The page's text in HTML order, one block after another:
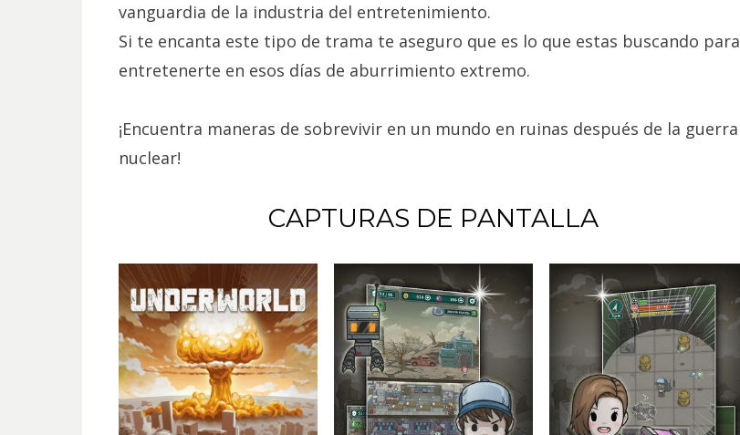
vanguardia de la industria del entretenimiento.
Si te encanta este tipo de trama te aseguro que es lo que estas buscando para
entretenerte en esos días de aburrimiento extremo.
¡Encuentra maneras de sobrevivir en un mundo en ruinas después de la guerra
nuclear!
CAPTURAS DE PANTALLA